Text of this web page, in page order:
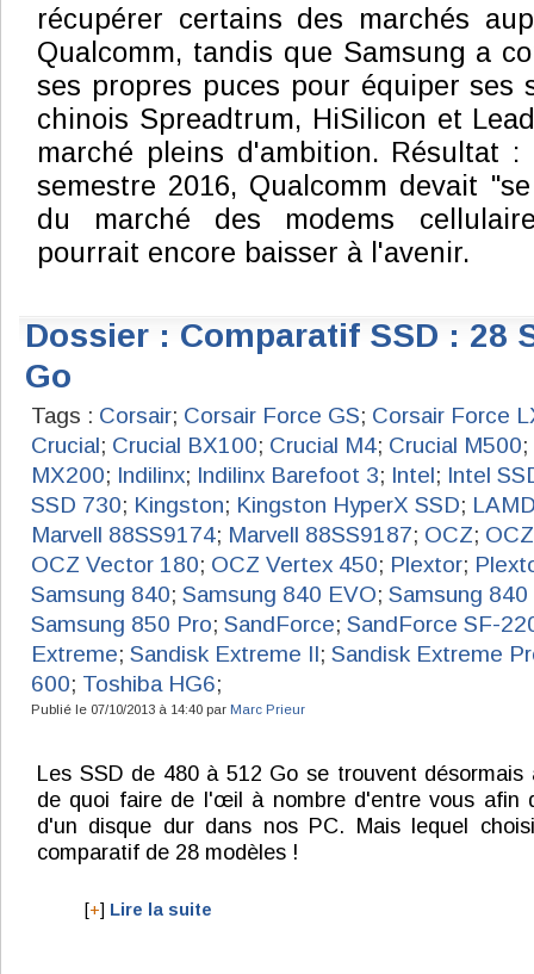
récupérer certains des marchés
Qualcomm, tandis que Samsung a
ses propres puces pour équiper ses
chinois Spreadtrum, HiSilicon et
marché pleins d'ambition. Résultat
semestre 2016, Qualcomm devait
du marché des modems
pourrait encore baisser à l'avenir.
Dossier : Comparatif SSD : 28
Go
Tags : Corsair; Corsair Force GS; Corsair Force
Crucial; Crucial BX100; Crucial M4; Crucial M500;
MX200; Indilinx; Indilinx Barefoot 3; Intel; Intel
SSD 730; Kingston; Kingston HyperX SSD;
Marvell 88SS9174; Marvell 88SS9187; OCZ;
OCZ Vector 180; OCZ Vertex 450; Plextor;
Samsung 840; Samsung 840 EVO; Samsung 840
Samsung 850 Pro; SandForce; SandForce SF-
Extreme; Sandisk Extreme II; Sandisk Extreme
600; Toshiba HG6;
Publié le 07/10/2013 à 14:40 par Marc Prieur
Les SSD de 480 à 512 Go se trouvent désormais
de quoi faire de l'œil à nombre d'entre vous afin
d'un disque dur dans nos PC. Mais lequel
comparatif de 28 modèles !
[+] Lire la suite